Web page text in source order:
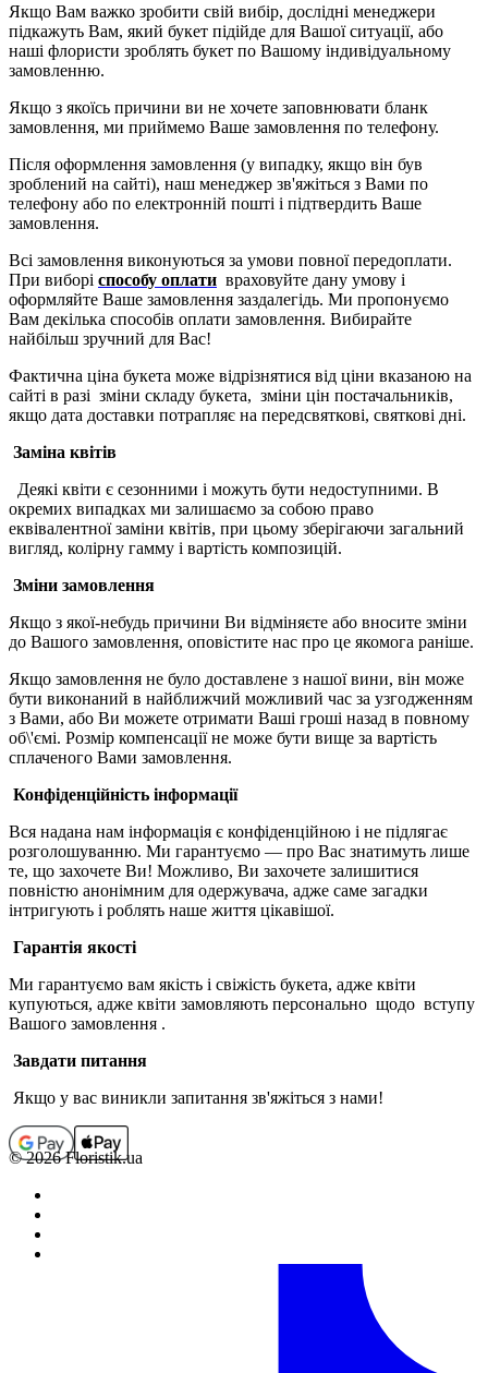
Якщо Вам важко зробити свій вибір, дослідні менеджери
підкажуть Вам, який букет підійде для Вашої ситуації, або
наші флористи зроблять букет по Вашому індивідуальному
замовленню.
Якщо з якоїсь причини ви не хочете заповнювати бланк
замовлення, ми приймемо Ваше замовлення по телефону.
Після оформлення замовлення (у випадку, якщо він був
зроблений на сайті), наш менеджер зв'яжіться з Вами по
телефону або по електронній пошті і підтвердить Ваше
замовлення.
Всі замовлення виконуються за умови повної передоплати.
При виборі способу оплати враховуйте дану умову і
оформляйте Ваше замовлення заздалегідь. Ми пропонуємо
Вам декілька способів оплати замовлення. Вибирайте
найбільш зручний для Вас!
Фактична ціна букета може відрізнятися від ціни вказаною на
сайті в разі зміни складу букета, зміни цін постачальників,
якщо дата доставки потрапляє на передсвяткові, святкові дні.
Заміна квітів
Деякі квіти є сезонними і можуть бути недоступними. В
окремих випадках ми залишаємо за собою право
еквівалентної заміни квітів, при цьому зберігаючи загальний
вигляд, колірну гамму і вартість композицій.
Зміни замовлення
Якщо з якої-небудь причини Ви відміняєте або вносите зміни
до Вашого замовлення, оповістите нас про це якомога раніше.
Якщо замовлення не було доставлене з нашої вини, він може
бути виконаний в найближчий можливий час за узгодженням
з Вами, або Ви можете отримати Ваші гроші назад в повному
об\'ємі. Розмір компенсації не може бути вище за вартість
сплаченого Вами замовлення.
Конфіденційність інформації
Вся надана нам інформація є конфіденційною і не підлягає
розголошуванню. Ми гарантуємо — про Вас знатимуть лише
те, що захочете Ви! Можливо, Ви захочете залишитися
повністю анонімним для одержувача, адже саме загадки
інтригують і роблять наше життя цікавішої.
Гарантія якості
Ми гарантуємо вам якість і свіжість букета, адже квіти
купуються, адже квіти замовляють персонально щодо вступу
Вашого замовлення .
Завдати питання
Якщо у вас виникли запитання зв'яжіться з нами!
© 2026 Floristik.ua